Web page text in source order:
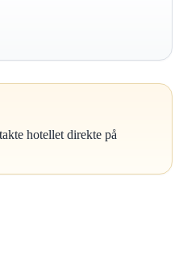
hotellet direkte på